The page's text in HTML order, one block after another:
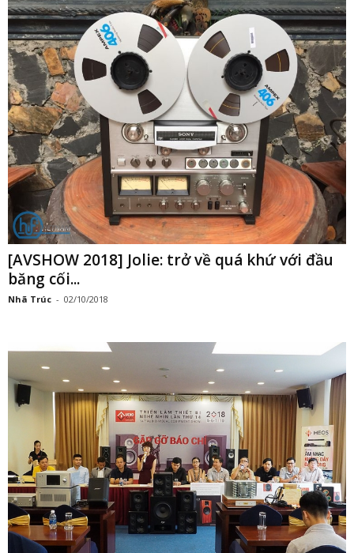
[AVSHOW 2018] Jolie: trở về quá khứ với đầu
băng cối...
Nhã Trúc - 02/10/2018